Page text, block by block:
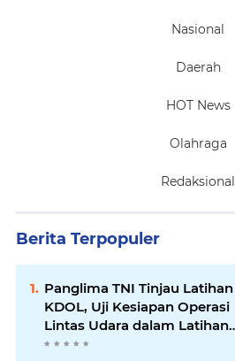
Nasional
Daerah
HOT News
Olahraga
Redaksional
Berita Terpopuler
Panglima TNI Tinjau Latihan
KDOL, Uji Kesiapan Operasi
Lintas Udara dalam Latihan
Terintegrasi TNI 2026